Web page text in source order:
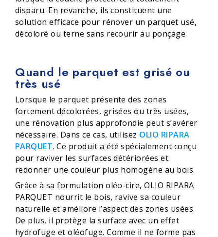
disparu. En revanche, ils constituent une
solution efficace pour rénover un parquet usé,
décoloré ou terne sans recourir au ponçage.
Quand le parquet est grisé ou
très usé
Lorsque le parquet présente des zones
fortement décolorées, grisées ou très usées,
une rénovation plus approfondie peut s’avérer
nécessaire. Dans ce cas, utilisez OLIO RIPARA
PARQUET. Ce produit a été spécialement conçu
pour raviver les surfaces détériorées et
redonner une couleur plus homogène au bois.
Grâce à sa formulation oléo-cire, OLIO RIPARA
PARQUET nourrit le bois, ravive sa couleur
naturelle et améliore l’aspect des zones usées.
De plus, il protège la surface avec un effet
hydrofuge et oléofuge. Comme il ne forme pas